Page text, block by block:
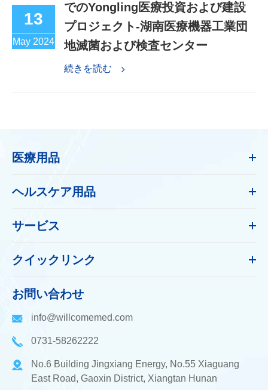
13
May 2024
でのYongling医療投資および建設
プロジェクト-湖南医療機器工業団
地滅菌および検査センター
続きを読む
医療用品
ヘルスケア用品
サービス
クイックリンク
お問い合わせ
info@willcomemed.com
0731-58262222
No.6 Building Jingxiang Energy, No.55 Xiaguang
East Road, Gaoxin District, Xiangtan Hunan